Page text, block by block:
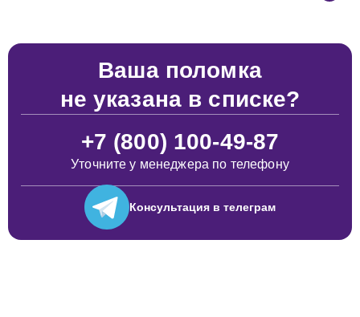
Ваша поломка
не указана в списке?
+7 (800) 100-49-87
Уточните у менеджера по телефону
Консультация в телеграм